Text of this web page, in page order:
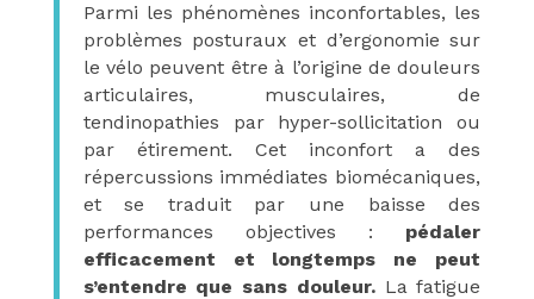
Parmi les phénomènes inconfortables, les
problèmes posturaux et d’ergonomie sur
le vélo peuvent être à l’origine de douleurs
articulaires, musculaires, de
tendinopathies par hyper-sollicitation ou
par étirement. Cet inconfort a des
répercussions immédiates biomécaniques,
et se traduit par une baisse des
performances objectives : pédaler
efficacement et longtemps ne peut
s’entendre que sans douleur.La fatigue